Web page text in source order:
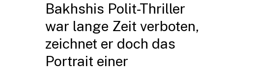
Bakhshis Polit-Thriller
war lange Zeit verboten,
zeichnet er doch das
Portrait einer